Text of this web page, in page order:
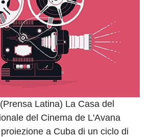
Latina) La Casa del
del Cinema de L'Avana
a Cuba di un ciclo di